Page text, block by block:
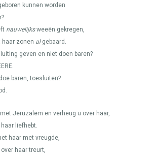
kunnen worden
nauwelijksweeën gekregen,
haar zonen algebaard.
geven en niet doen baren?
.
baren, toesluiten?
Jeruzalem en verheug u over haar,
liefhebt.
haar met vreugde,
haar treurt,